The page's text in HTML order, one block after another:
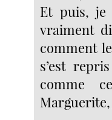
Et puis, je
vraiment
comment
s’est
comme